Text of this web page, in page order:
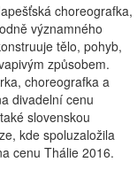
choreografka,
významného
tělo, pohyb,
způsobem.
choreografka a
divadelní cenu
slovenskou
kde spoluzaložila
cenu Thálie 2016.